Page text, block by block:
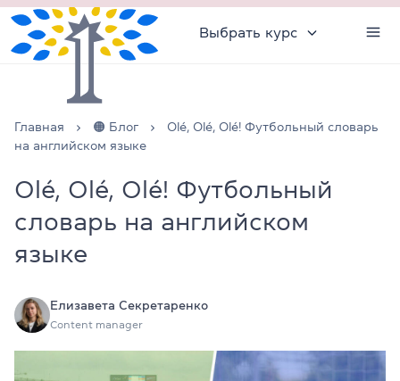
Выбрать курс
Главная 🟠 Блог
Olé, Olé, Olé! Футбольный словарь
на английском языке
Olé, Olé, Olé! Футбольный
словарь на английском
языке
Елизавета Секретаренко
Content manager